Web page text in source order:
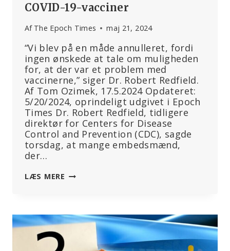
COVID-19-vacciner
Af The Epoch Times maj 21, 2024
“Vi blev på en måde annulleret, fordi
ingen ønskede at tale om muligheden
for, at der var et problem med
vaccinerne,” siger Dr. Robert Redfield.
Af Tom Ozimek, 17.5.2024 Opdateret:
5/20/2024, oprindeligt udgivet i Epoch
Times Dr. Robert Redfield, tidligere
direktør for Centers for Disease
Control and Prevention (CDC), sagde
torsdag, at mange embedsmænd,
der…
LÆS MERE EKS-
AT
ER